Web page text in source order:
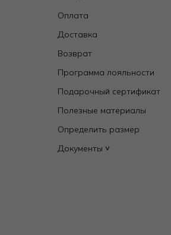
Оплата
Доставка
Возврат
Программа лояльности
Подарочный сертификат
Полезные материалы
Определить размер
Документы ˅